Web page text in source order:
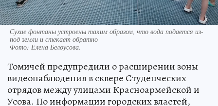
Сухие фонтаны устроены таким образом, что вода подается из-
под земли и стекает обратно
Фото: Елена Белоусова.
Томичей предупредили о расширении зоны
видеонаблюдения в сквере Студенческих
отрядов между улицами Красноармейской и
Усова. По информации городских властей,